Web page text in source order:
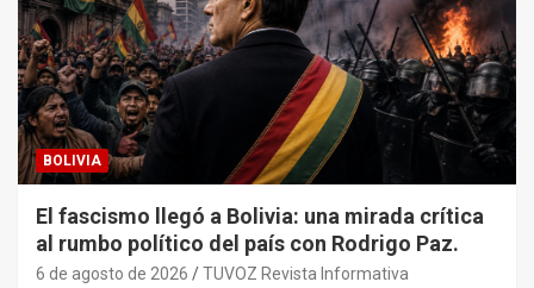
BOLIVIA
El fascismo llegó a Bolivia: una mirada crítica
al rumbo político del país con Rodrigo Paz.
6 de agosto de 2026 TUVOZ Revista Informativa